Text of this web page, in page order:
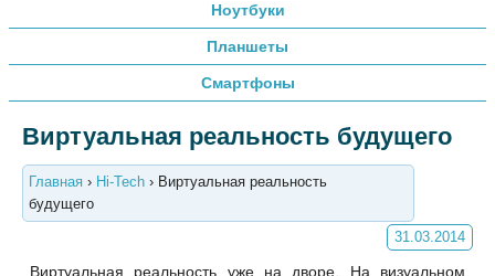
Ноутбуки
Планшеты
Смартфоны
Виртуальная реальность будущего
Главная › Hi-Tech › Виртуальная реальность
будущего
31.03.2014
Виртуальная реальность уже на дворе. На визуальном